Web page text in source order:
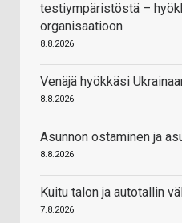
testiympäristöstä –
organisaatioon
8.8.2026
Venäjä hyökkäsi
8.8.2026
Asunnon ostaminen ja
8.8.2026
Kuitu talon ja autotallin
7.8.2026